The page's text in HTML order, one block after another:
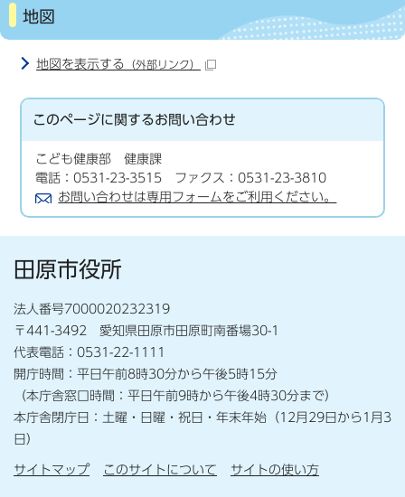
地図
地図を表示する （外部リンク）
このページに関するお問い合わせ
こども健康部 健康課
電話：0531-23-3515 ファクス：0531-23-3810
お問い合わせは専用フォームをご利用ください。
田原市役所
法人番号7000020232319
〒441-3492 愛知県田原市田原町南番場30-1
代表電話：0531-22-1111
開庁時間：平日午前8時30分から午後5時15分
（本庁舎窓口時間：平日午前9時から午後4時30分まで）
本庁舎閉庁日：土曜・日曜・祝日・年末年始（12月29日から1月3
日）
サイトマップ このサイトについて サイトの使い方